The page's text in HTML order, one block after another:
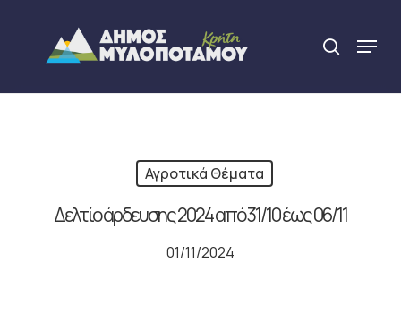
content
search
Menu
Αγροτικά Θέματα
Δελτίο άρδευσης 2024 από 31/10 έως 06/11
01/11/2024
Close